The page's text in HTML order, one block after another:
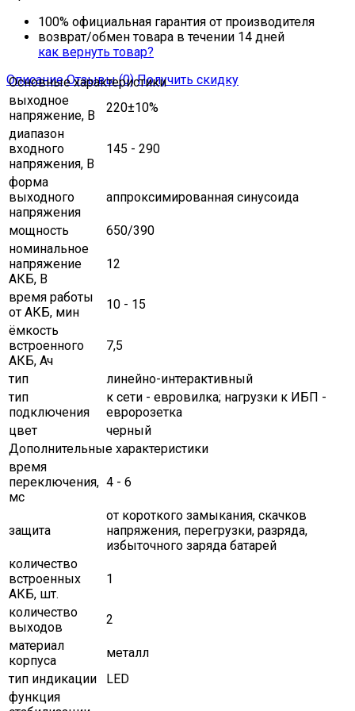
100% официальная гарантия от производителя
возврат/обмен товара в течении 14 дней
как вернуть товар?
Описание Отзывы (0) Получить скидку
Основные характеристики
выходное
напряжение, В
220±10%
диапазон
входного
напряжения, В
145 - 290
форма
выходного
напряжения
аппроксимированная синусоида
мощность
650/390
номинальное
напряжение
АКБ, В
12
время работы
от АКБ, мин
10 - 15
ёмкость
встроенного
АКБ, Ач
7,5
тип
линейно-интерактивный
тип
подключения
к сети - евровилка; нагрузки к ИБП -
евророзетка
цвет
черный
Дополнительные характеристики
время
переключения,
мс
4 - 6
защита
от короткого замыкания, скачков
напряжения, перегрузки, разряда,
избыточного заряда батарей
количество
встроенных
АКБ, шт.
1
количество
выходов
2
материал
корпуса
металл
тип индикации
LED
функция